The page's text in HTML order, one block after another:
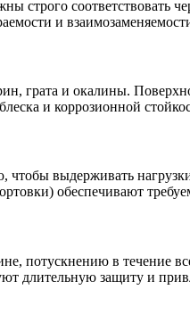
строго соответствовать
и
грата и окалины.
и коррозионной
выдерживать
обеспечивают
потускнению в течение
длительную защиту и